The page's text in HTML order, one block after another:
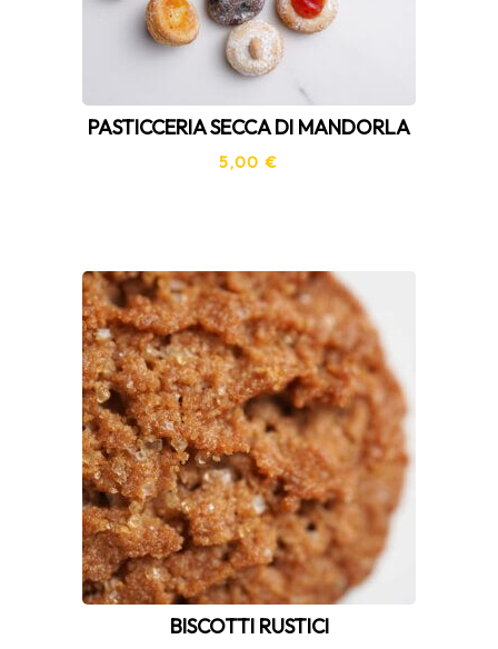
PASTICCERIA SECCA DI MANDORLA
5,00€
BISCOTTI RUSTICI